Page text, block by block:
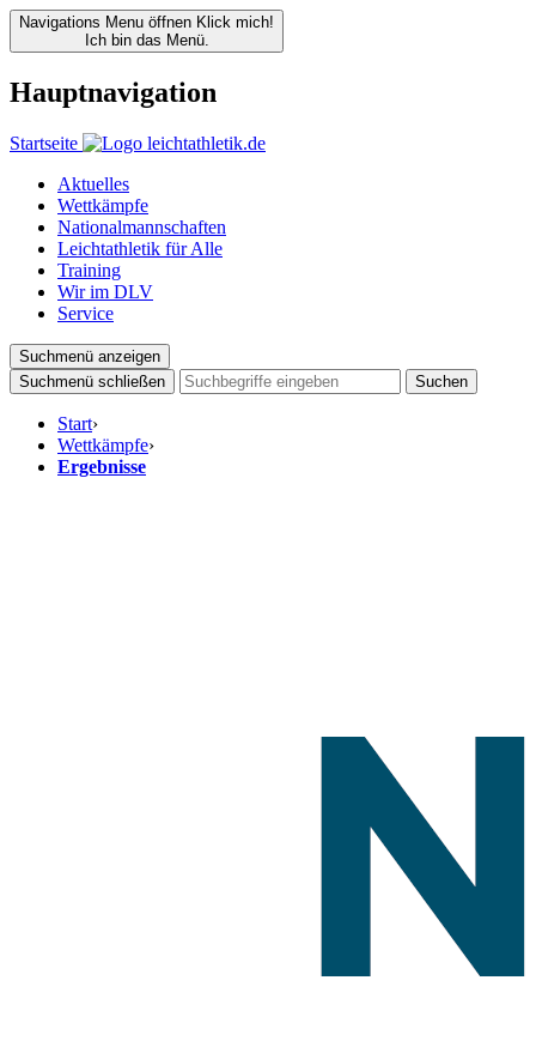
Navigations Menu öffnen Klick mich!
Ich bin das Menü.
Hauptnavigation
Startseite
Aktuelles
Wettkämpfe
Nationalmannschaften
Leichtathletik für Alle
Training
Wir im DLV
Service
Suchmenü anzeigen
Suchmenü schließen
Suchen
Start›
Wettkämpfe›
Ergebnisse